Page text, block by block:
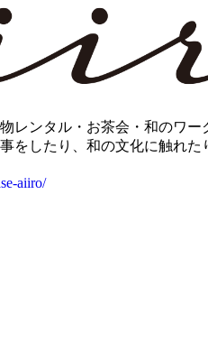
レンタル・お茶会・和のワ
をしたり、和の文化に触れた
aiiro/